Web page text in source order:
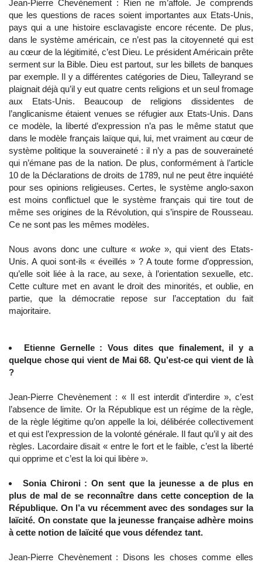
Jean-Pierre Chevènement : Rien ne m’affole. Je comprends
que les questions de races soient importantes aux Etats-Unis,
pays qui a une histoire esclavagiste encore récente. De plus,
dans le système américain, ce n’est pas la citoyenneté qui est
au cœur de la légitimité, c’est Dieu. Le président Américain prête
serment sur la Bible. Dieu est partout, sur les billets de banques
par exemple. Il y a différentes catégories de Dieu, Talleyrand se
plaignait déjà qu’il y eut quatre cents religions et un seul fromage
aux Etats-Unis. Beaucoup de religions dissidentes de
l’anglicanisme étaient venues se réfugier aux Etats-Unis. Dans
ce modèle, la liberté d’expression n’a pas le même statut que
dans le modèle français laïque qui, lui, met vraiment au cœur de
système politique la souveraineté : il n’y a pas de souveraineté
qui n’émane pas de la nation. De plus, conformément à l’article
10 de la Déclarations de droits de 1789, nul ne peut être inquiété
pour ses opinions religieuses. Certes, le système anglo-saxon
est moins conflictuel que le système français qui tire tout de
même ses origines de la Révolution, qui s’inspire de Rousseau.
Ce ne sont pas les mêmes modèles.
Nous avons donc une culture « woke», qui vient des Etats-
Unis. A quoi sont-ils « éveillés » ? A toute forme d’oppression,
qu’elle soit liée à la race, au sexe, à l’orientation sexuelle, etc.
Cette culture met en avant le droit des minorités, et oublie, en
partie, que la démocratie repose sur l’acceptation du fait
majoritaire.
Etienne Gernelle : Vous dites que finalement, il y a
quelque chose qui vient de Mai 68. Qu’est-ce qui vient de là
?
Jean-Pierre Chevènement : « Il est interdit d’interdire », c’est
l’absence de limite. Or la République est un régime de la règle,
de la règle légitime qu’on appelle la loi, délibérée collectivement
et qui est l’expression de la volonté générale. Il faut qu’il y ait des
règles. Lacordaire disait « entre le fort et le faible, c’est la liberté
qui opprime et c’est la loi qui libère ».
Sonia Chironi : On sent que la jeunesse a de plus en
plus de mal de se reconnaître dans cette conception de la
République. On l’a vu récemment avec des sondages sur la
laïcité. On constate que la jeunesse française adhère moins
à cette notion de laïcité que vous défendez tant.
Jean-Pierre Chevènement : Disons les choses comme elles